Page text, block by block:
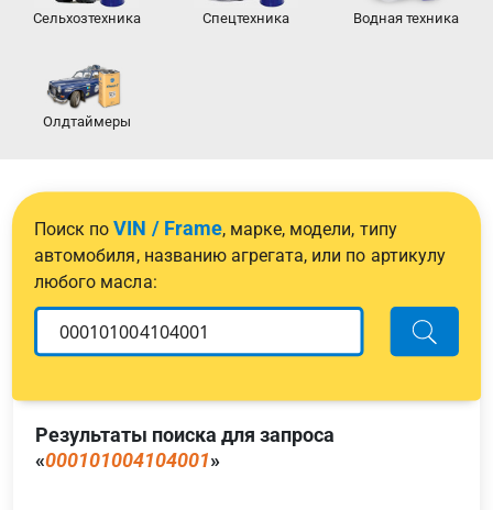
Сельхозтехника Спецтехника Водная техника
Олдтаймеры
Поиск поVIN / Frame, марке, модели, типу
автомобиля, названию агрегата, или по артикулу
любого масла:
Результаты поиска для запроса
«000101004104001»